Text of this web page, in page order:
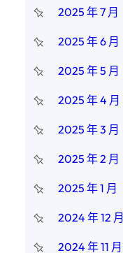
2025 年 7 月
2025 年 6 月
2025 年 5 月
2025 年 4 月
2025 年 3 月
2025 年 2 月
2025 年 1 月
2024 年 12 月
2024 年 11 月